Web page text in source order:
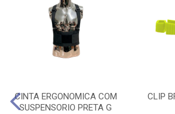
CINTA ERGONOMICA COM
SUSPENSORIO PRETA G
CLIP